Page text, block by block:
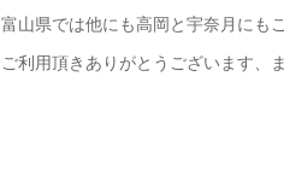
富山県では他にも高岡と宇奈月にも
ご利用頂きありがとうございます、